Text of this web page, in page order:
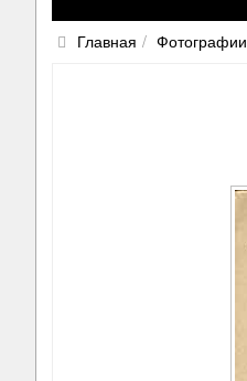
Главная Фотографии